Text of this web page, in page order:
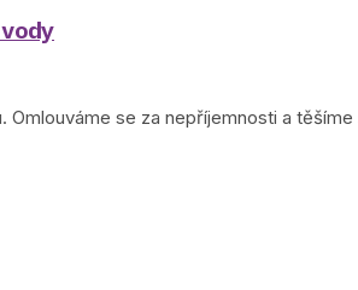
se za nepříjemnosti a